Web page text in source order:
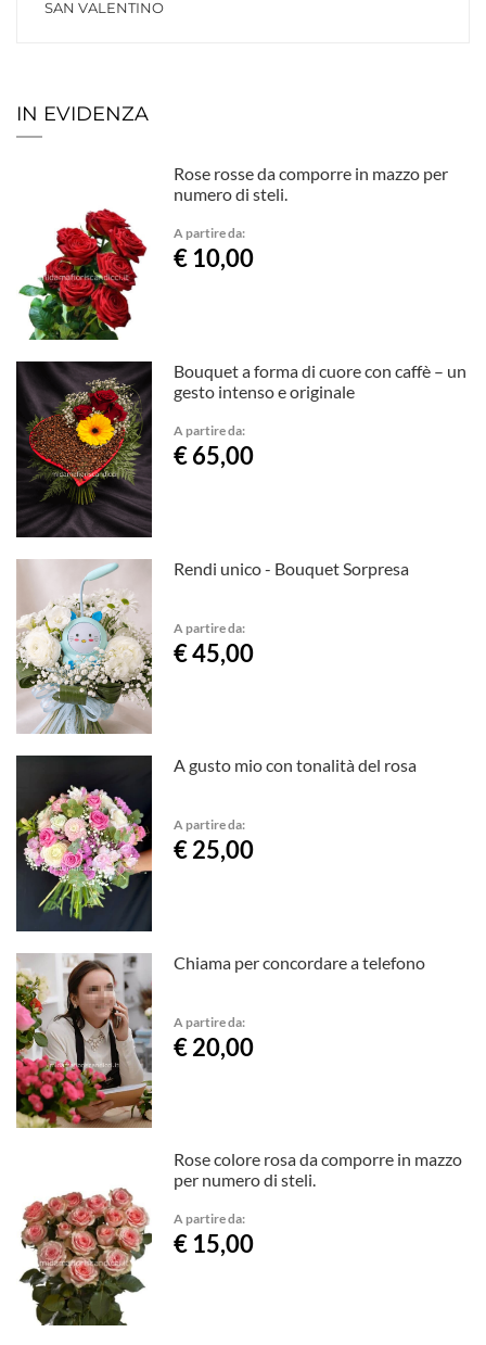
SAN VALENTINO
IN EVIDENZA
Rose rosse da comporre in mazzo per
numero di steli.
A partire da:
€ 10,00
Bouquet a forma di cuore con caffè – un
gesto intenso e originale
A partire da:
€ 65,00
Rendi unico - Bouquet Sorpresa
A partire da:
€ 45,00
A gusto mio con tonalità del rosa
A partire da:
€ 25,00
Chiama per concordare a telefono
A partire da:
€ 20,00
Rose colore rosa da comporre in mazzo
per numero di steli.
A partire da:
€ 15,00